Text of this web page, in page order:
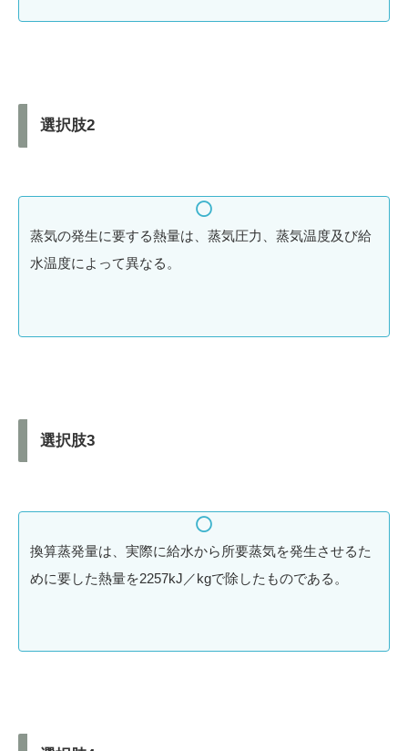
選択肢2
蒸気の発生に要する熱量は、蒸気圧力、蒸気温度及び給
水温度によって異なる。
選択肢3
換算蒸発量は、実際に給水から所要蒸気を発生させるた
めに要した熱量を2257kJ／kgで除したものである。